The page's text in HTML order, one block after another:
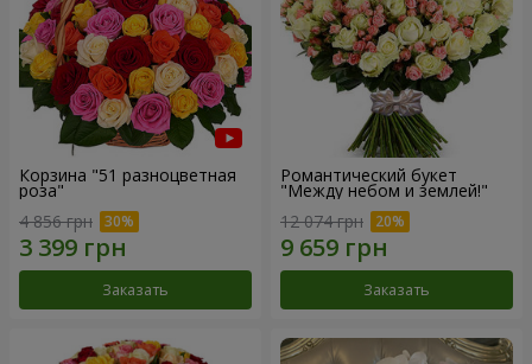
Корзина "51 разноцветная
роза"
4 856 грн
Заказать
Романтический букет
"Между небом и землей!"
12 074 грн
Заказать